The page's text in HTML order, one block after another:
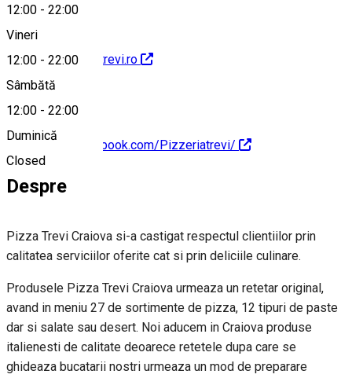
12:00 - 22:00
Vineri
12:00 - 22:00
Sâmbătă
12:00 - 22:00
Duminică
Closed
http://www.pizzatrevi.ro
https://www.facebook.com/Pizzeriatrevi/
Despre
Pizza Trevi Craiova si-a castigat respectul clientiilor prin
calitatea serviciilor oferite cat si prin deliciile culinare.
Produsele Pizza Trevi Craiova urmeaza un retetar original,
avand in meniu 27 de sortimente de pizza, 12 tipuri de paste
dar si salate sau desert. Noi aducem in Craiova produse
italienesti de calitate deoarece retetele dupa care se
ghideaza bucatarii nostri urmeaza un mod de preparare